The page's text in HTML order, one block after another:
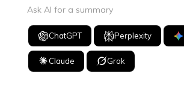
Ask AI for a summary
ChatGPT Perplexity
Claude Grok